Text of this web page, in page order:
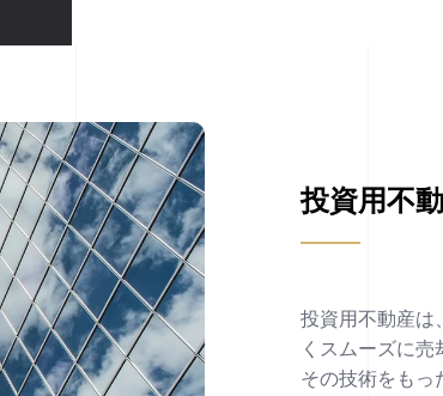
投資用不
投資用不動産は
くスムーズに
その技術をもっ